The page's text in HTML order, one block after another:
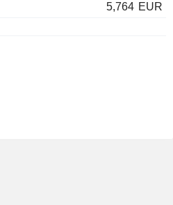
5,764 EUR